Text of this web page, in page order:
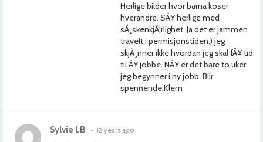
Herlige bilder hvor barna koser
hverandre. SÃ¥ herlige med
sÃ¸skenkjÃ¦rlighet. Ja det er jammen
travelt i permisjonstiden:) jeg
skjÃ¸nner ikke hvordan jeg skal fÃ¥ tid
til Ã¥ jobbe. NÃ¥ er det bare to uker
jeg begynner i ny jobb. Blir
spennende.Klem
Sylvie LB • 12 years ago